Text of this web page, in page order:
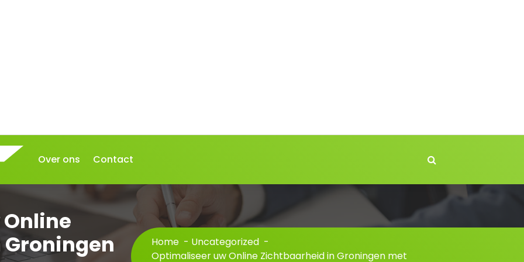
Over ons Contact
Home - Uncategorized -
Optimaliseer uw Online Zichtbaarheid in Groningen met